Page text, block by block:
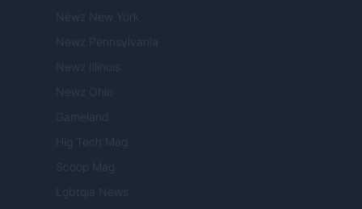
Newz New York
Newz Pennsylvania
Newz Illinois
Newz Ohio
Gameland
Hig Tech Mag
Scoop Mag
Lgbtqia News